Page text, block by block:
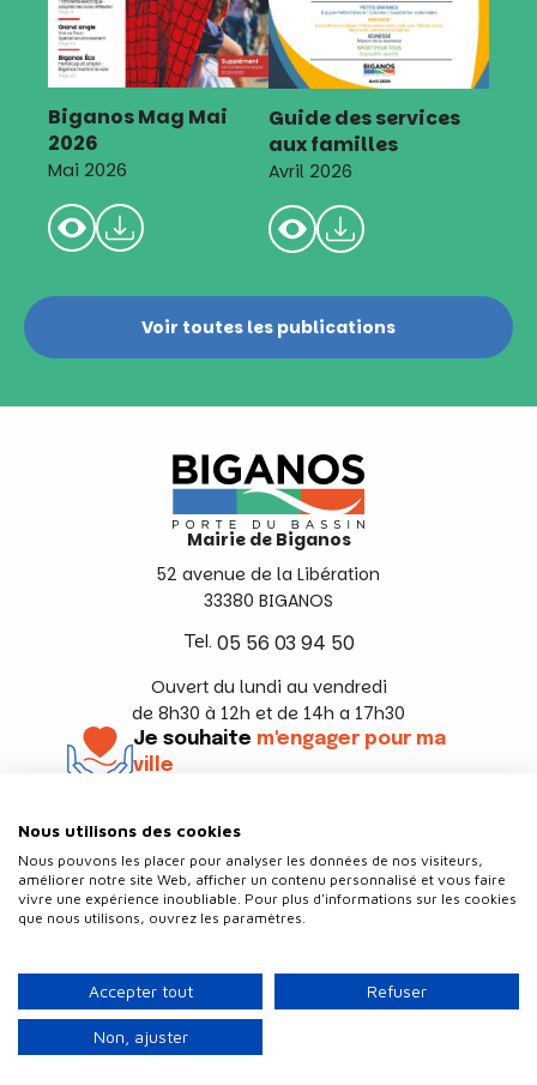
Biganos Mag Mai
2026
Mai 2026
Guide des services
aux familles
Avril 2026
Voir toutes les publications
Mairie de Biganos
52 avenue de la Libération
33380 BIGANOS
Tel. 05 56 03 94 50
Ouvert du lundi au vendredi
de 8h30 à 12h et de 14h a 17h30
Je souhaite m'engager pour ma
ville
Politique de confidentialité
Plan du site
Nous utilisons des cookies
Nous pouvons les placer pour analyser les données de nos visiteurs,
améliorer notre site Web, afficher un contenu personnalisé et vous faire
vivre une expérience inoubliable. Pour plus d'informations sur les cookies
que nous utilisons, ouvrez les paramètres.
Accepter tout Refuser
Non, ajuster